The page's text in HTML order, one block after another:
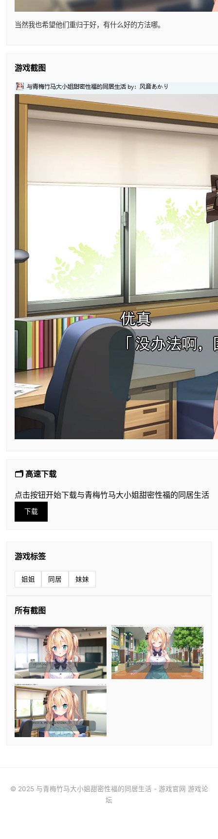
当然我也希望他们重归于好，有什么好的方法哪。
游戏截图
🗂️ 高速下载
点击按钮开始下载与青梅竹马大小姐甜密性福的同居生活
下载
游戏标签
姐姐 同居 妹妹
所有截图
© 2025 与青梅竹马大小姐甜密性福的同居生活 - 游戏官网 游戏论
坛